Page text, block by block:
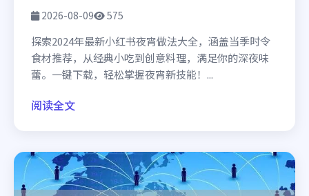
2026-08-09 575
探索2024年最新小红书夜宵做法大全，涵盖当季时令
食材推荐，从经典小吃到创意料理，满足你的深夜味
蕾。一键下载，轻松掌握夜宵新技能！...
阅读全文